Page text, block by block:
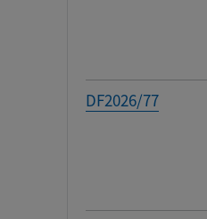
DF2026/77